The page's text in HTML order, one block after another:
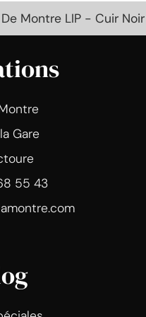
Montre LIP - Cuir
Gare
55 43